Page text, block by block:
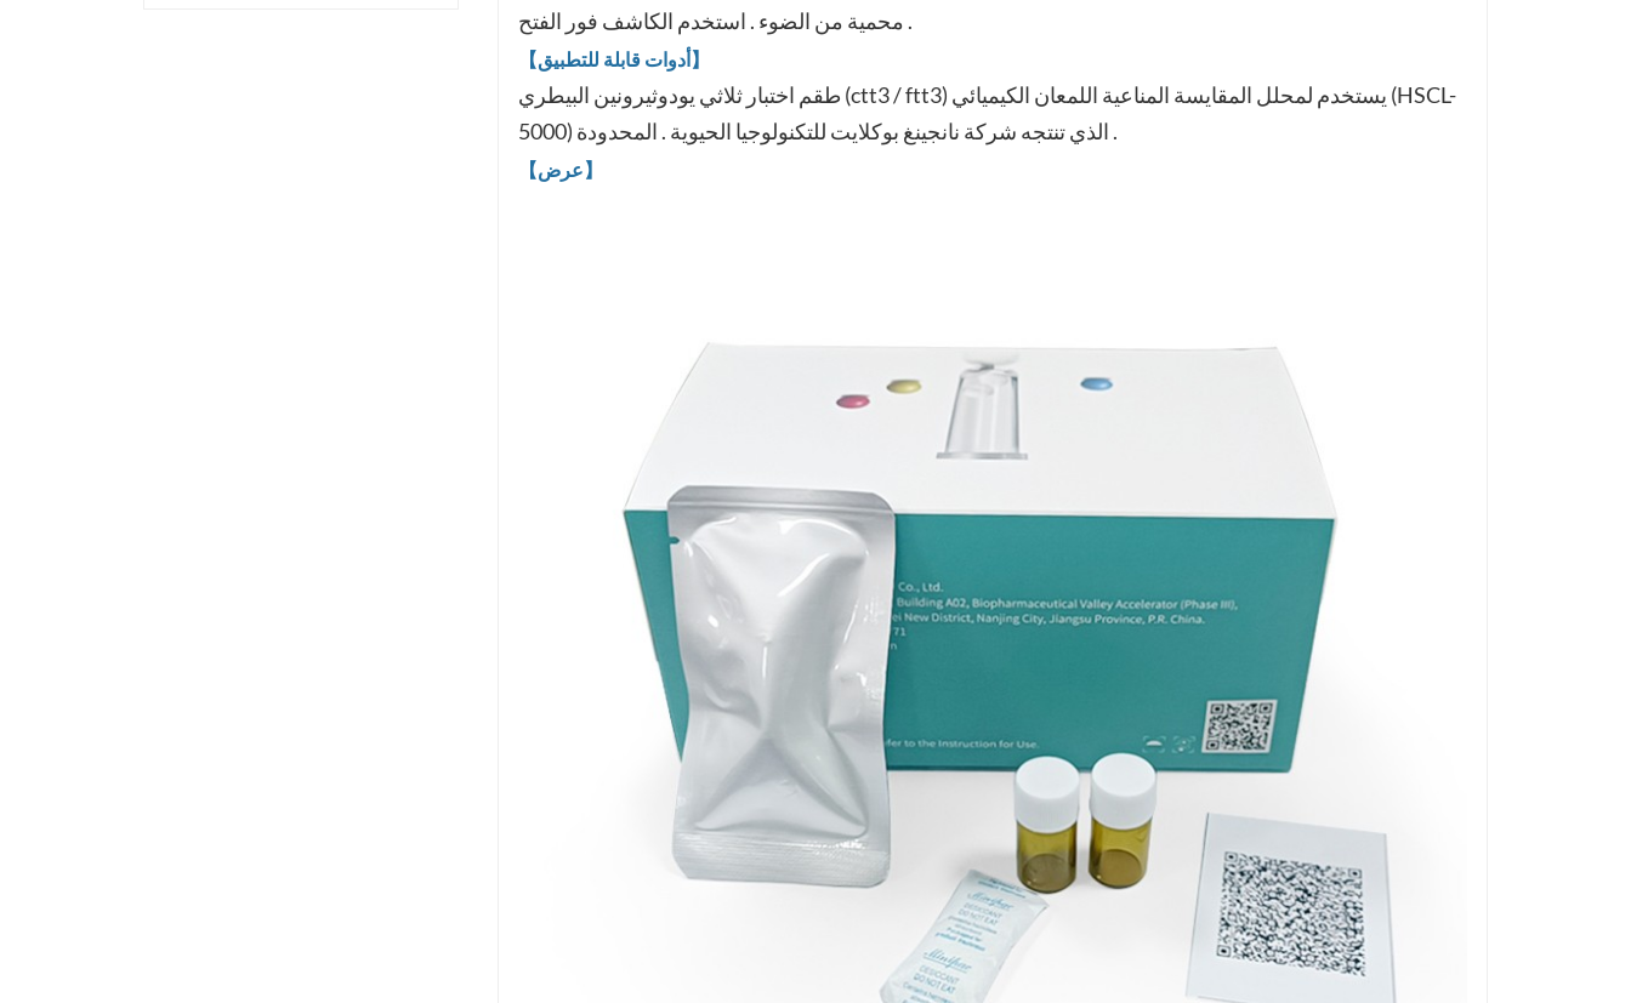
محمية من الضوء . استخدم الكاشف فور الفتح .
【أدوات قابلة للتطبيق】
طقم اختبار ثلاثي يودوثيرونين البيطري (ctt3 / ftt3) يستخدم لمحلل المقايسة المناعية اللمعان الكيميائي (HSCL-
5000) الذي تنتجه شركة نانجينغ بوكلايت للتكنولوجيا الحيوية . المحدودة .
【عرض】